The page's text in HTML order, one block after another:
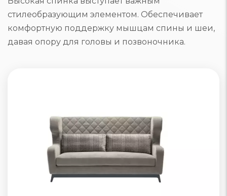
стилеобразующим элементом. Обеспечивает
комфортную поддержку мышцам спины и шеи,
давая опору для головы и позвоночника.